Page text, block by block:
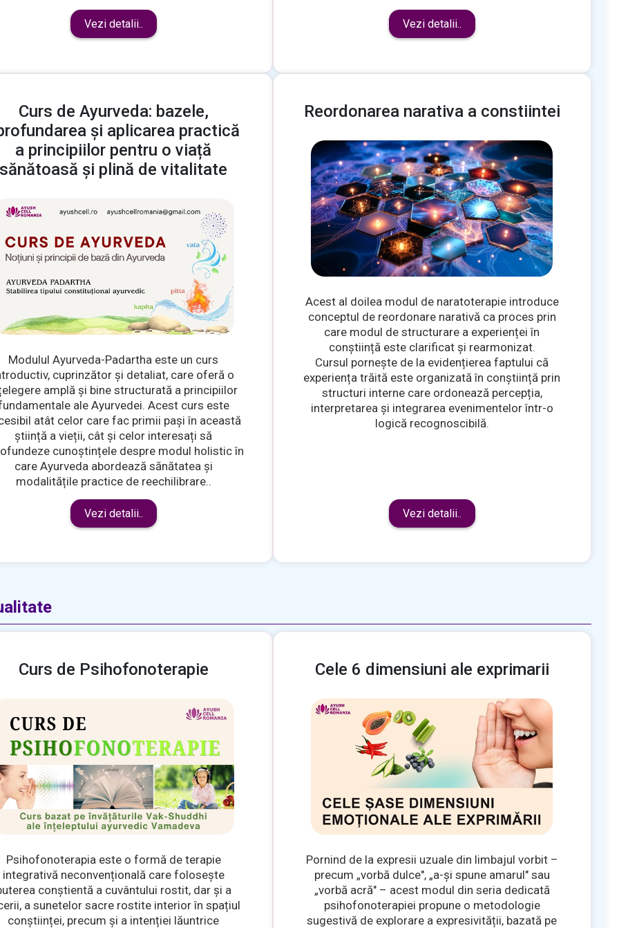
Vezi detalii.. Vezi detalii..
Curs de Ayurveda: bazele,
și aplicarea practică
a principiilor pentru o viață
sănătoasă și plină de vitalitate
Modulul Ayurveda-Padartha este un curs
cuprinzător și detaliat, care oferă o
amplă și bine structurată a principiilor
ale Ayurvedei. Acest curs este
atât celor care fac primii pași în această
știință a vieții, cât și celor interesați să
cunoștințele despre modul holistic în
care Ayurveda abordează sănătatea și
modalitățile practice de reechilibrare..
Vezi detalii..
Reordonarea narativa a constiintei
Acest al doilea modul de naratoterapie introduce
conceptul de reordonare narativă ca proces prin
care modul de structurare a experienței în
conștiință este clarificat și rearmonizat.
Cursul pornește de la evidențierea faptului că
experiența trăită este organizată în conștiință prin
structuri interne care ordonează percepția,
interpretarea și integrarea evenimentelor într-o
logică recognoscibilă.
Vezi detalii..
Curs de Psihofonoterapie
Psihofonoterapia este o formă de terapie
integrativă neconvențională care folosește
conștientă a cuvântului rostit, dar și a
a sunetelor sacre rostite interior în spațiul
conștiinței, precum și a intenției lăuntrice
Cele 6 dimensiuni ale exprimarii
Pornind de la expresii uzuale din limbajul vorbit –
precum „vorbă dulce", „a-și spune amarul" sau
„vorbă acră" – acest modul din seria dedicată
psihofonoterapiei propune o metodologie
sugestivă de explorare a expresivității, bazată pe